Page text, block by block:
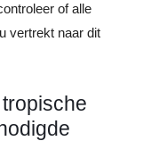
of alle
vertrekt naar dit